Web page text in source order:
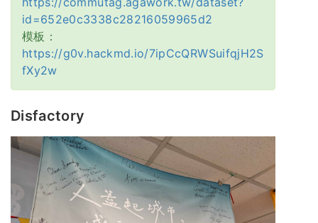
id=652e0c3338c28216059965d2
模板：
https://g0v.hackmd.io/7ipCcQRWSuifqjH2S
fXy2w
Disfactory